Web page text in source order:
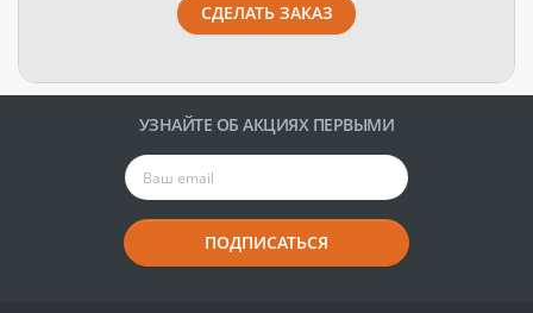
СДЕЛАТЬ ЗАКАЗ
УЗНАЙТЕ ОБ АКЦИЯХ ПЕРВЫМИ
ПОДПИСАТЬСЯ